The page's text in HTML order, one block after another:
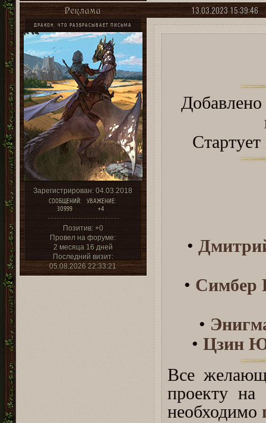
13.03.2023 15:39:46
Реклама
ДРАКОН, ЧТО РАЗБРАСЫВАЕТ ПИСЬМА
Зарегистрирован: 04.03.2018
СООБЩЕНИЙ:
30999
УВАЖЕНИЕ:
+4
Позитив: +0
Провел на форуме:
2 месяца 16 дней
Последний визит:
05.08.2026 22:33:21
•
• Симбер
•
• Цзин
Все
проекту на
необходимо